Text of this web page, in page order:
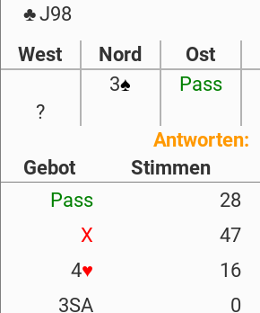
♣J98
West
Nord Ost
3♠ Pass
?
Antworten:
Gebot
Stimmen
Pass
28
X
47
4♥ 16
3SA
0